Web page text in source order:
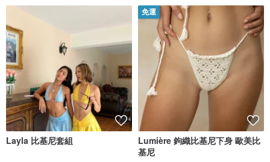
Layla 比基尼套組
免運
Lumière 鉤織比基尼下身 歐美比
基尼